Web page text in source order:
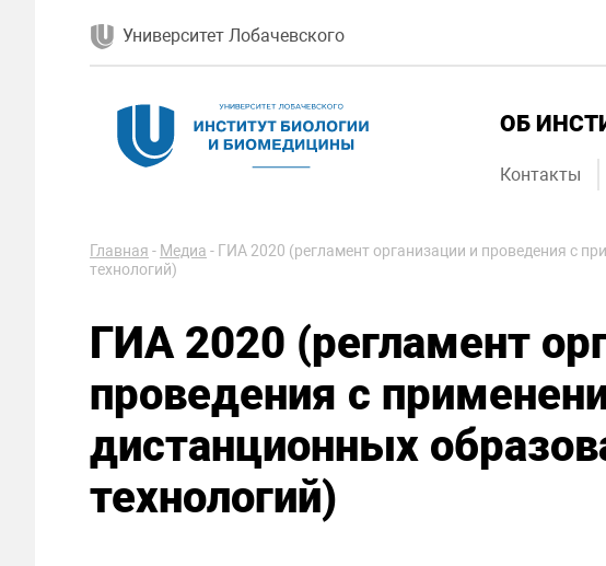
Университет Лобачевского
ОБ
Контакты
Главная - Медиа - ГИА 2020 (регламент организации и проведения с
технологий)
ГИА 2020 (регламент
проведения с
дистанционных
технологий)